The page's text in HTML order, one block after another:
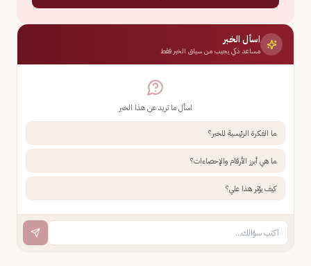
اسأل الخبر
مساعد ذكي يجيب من سياق الخبر فقط
اسأل ما تريد عن هذا الخبر
ما الفكرة الرئيسية للخبر؟
ما هي أبرز الأرقام والإحصاءات؟
كيف يؤثر هذا علي؟